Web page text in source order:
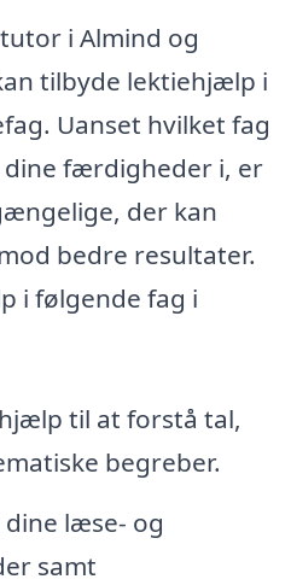
i Almind og
tilbyde lektiehjælp i
Uanset hvilket fag
færdigheder i, er
der kan
bedre resultater.
i følgende fag i
til at forstå tal,
begreber.
læse- og
samt